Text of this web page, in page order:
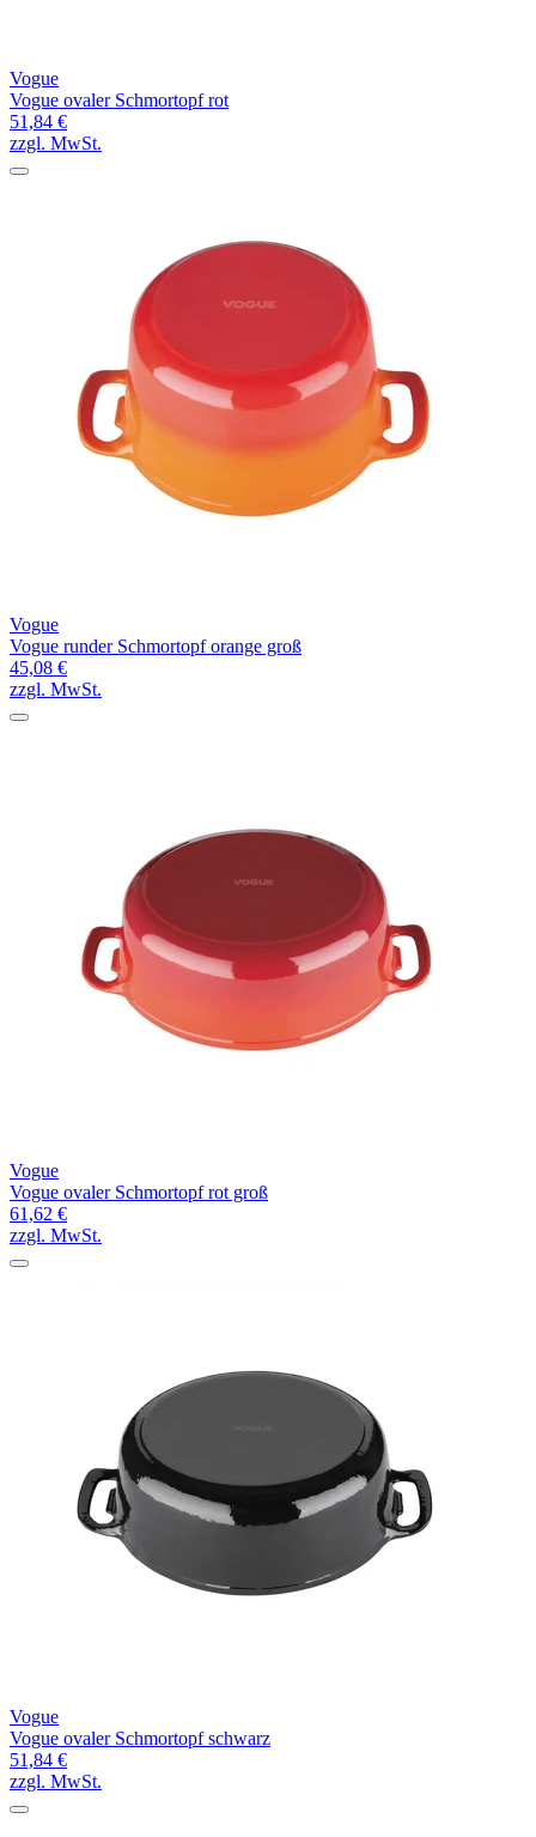
Vogue
Vogue ovaler Schmortopf rot
51,84 €
zzgl. MwSt.
Vogue
Vogue runder Schmortopf orange groß
45,08 €
zzgl. MwSt.
Vogue
Vogue ovaler Schmortopf rot groß
61,62 €
zzgl. MwSt.
Vogue
Vogue ovaler Schmortopf schwarz
51,84 €
zzgl. MwSt.